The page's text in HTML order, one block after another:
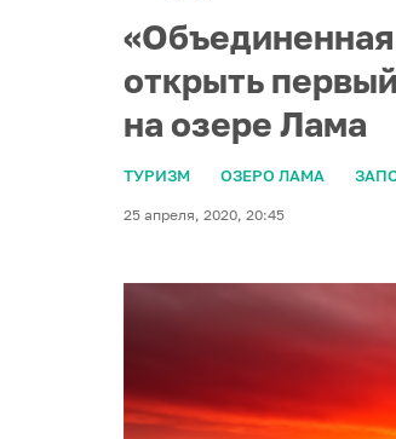
открыть
на озере Лама
ТУРИЗМ ОЗЕРО ЛАМА
25 апреля, 2020, 20:45